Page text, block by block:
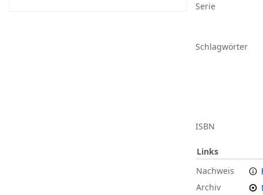
Serie
Schlagwörter
ISBN
Links
Nachweis
Archiv